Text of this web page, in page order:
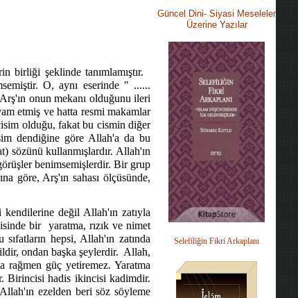
birliği şeklinde tanımlamıştır.
O, aynı eserinde " ......
onun mekanı olduğunu ileri
etmiş ve hatta resmi makamlar
olduğu, fakat bu cismin diğer
dendiğine göre Allah'a da bu
sözünü kullanmışlardır. Allah'ın
benimsemişlerdir. Bir grup
göre, Arş'ın sahası ölçüsünde,
kendilerine değil Allah'ın zatıyla
bir
yaratma, rızık ve nimet
hepsi, Allah'ın zatında
ondan başka şeylerdir. Allah,
rağmen güç yetiremez. Yaratma
Birincisi hadis ikincisi kadimdir.
ezelden beri söz söyleme
Güncel Dini- Siyasi Meseleler
Üzerine Yazılar
Selefiliğin Fikri Arkaplanı